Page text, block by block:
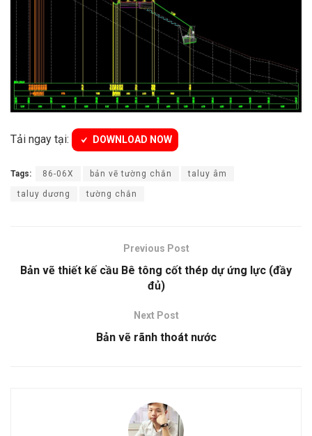
Tải ngay tại: DOWNLOAD NOW
Tags: 86-06X bản vẽ tường chắn taluy âm
taluy dương tường chắn
Previous Post
Bản vẽ thiết kế cầu Bê tông cốt thép dự ứng lực (đầy
đủ)
Next Post
Bản vẽ rãnh thoát nước